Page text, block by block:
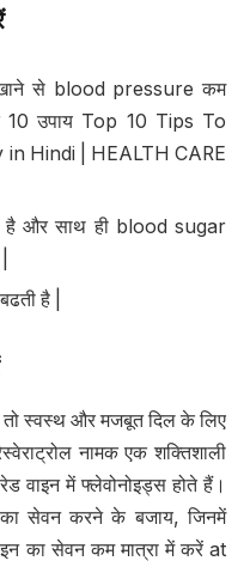
खाने से blood pressure कम
10 उपाय Top 10 Tips To
Hindi | HEALTH CARE
और साथ ही blood sugar
है |
तो स्वस्थ और मजबूत दिल के लिए
नामक एक शक्तिशाली
वाइन में फ्लेवोनोइड्स होते हैं।
का सेवन करने के बजाय, जिनमें
का सेवन कम मात्रा में करें at